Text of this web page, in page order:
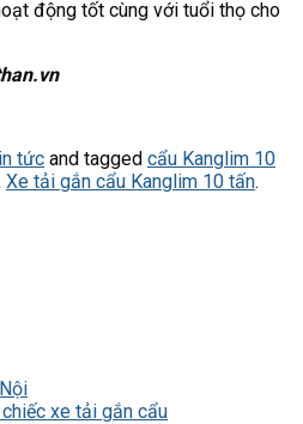
động tốt cùng với tuổi thọ cho
tức and tagged cẩu Kanglim 10
Xe tải gắn cẩu Kanglim 10 tấn.
xe tải gắn cẩu